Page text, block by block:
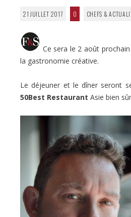
21 JUILLET 2017 0 CHEFS &
Ce sera le 2 août
la gastronomie créative.
Le déjeuner et le dîner seront
50Best Restaurant Asie bien